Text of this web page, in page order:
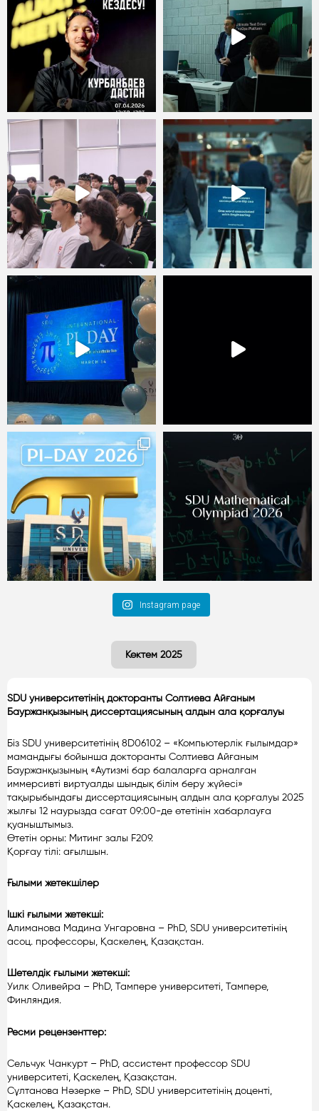
Instagram page
Көктем 2025
SDU университетінің докторанты Солтиева Айғаным
Бауржанқызының диссертациясының алдын ала қорғалуы
Біз SDU университетінің 8D06102 – «Компьютерлік ғылымдар»
мамандығы бойынша докторанты Солтиева Айғаным
Бауржанқызының «Аутизмі бар балаларға арналған
иммерсивті виртуалды шындық білім беру жүйесі»
тақырыбындағы диссертациясының алдын ала қорғалуы 2025
жылғы 12 наурызда сағат 09:00-де өтетінін хабарлауға
қуаныштымыз.
Өтетін орны: Митинг залы F209.
Қорғау тілі: ағылшын.
Ғылыми жетекшілер
Ішкі ғылыми жетекші:
Алиманова Мадина Унгаровна – PhD, SDU университетінің
асоц. профессоры, Қаскелең, Қазақстан.
Шетелдік ғылыми жетекші:
Уилк Оливейра – PhD, Тампере университеті, Тампере,
Финляндия.
Ресми рецензенттер:
Сельчук Чанкурт – PhD, ассистент профессор SDU
университеті, Қаскелең, Қазақстан.
Сұлтанова Нәзерке – PhD, SDU университетінің доценті,
Қаскелең, Қазақстан.